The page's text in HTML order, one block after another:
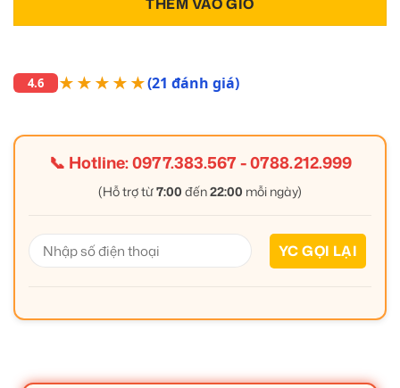
4.6 ★★★★★(21 đánh giá)
📞 Hotline:0977.383.567-0788.212.999
(Hỗ trợ từ7:00 đến22:00 mỗi ngày)